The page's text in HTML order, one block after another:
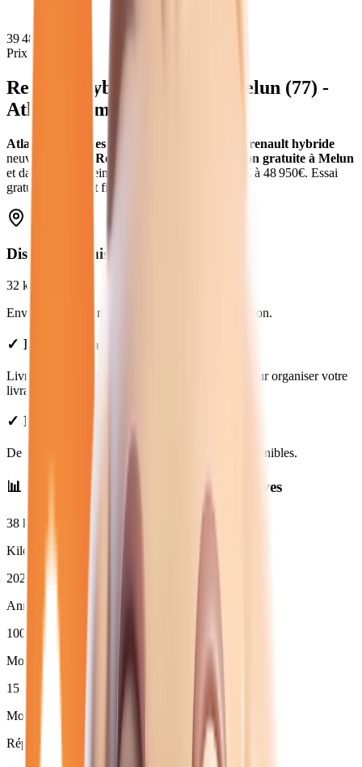
39 481
Prix moyen
Renault Hybride Melun (77) -
Atlas Automobiles
Atlas Automobiles
renault hybride
neuves
Renault Livraison gratuite à Melun
et dans toute la
Seine-et-Marne € à 48 950€. Essai
gratuit, garantie et financement disponible.
Distance depuis
32 km
Environ
en voiture jusqu'à notre concession.
✓ Livraison à Melun : forfait de 49€
Livraison disponible à Melun. Contactez-nous pour organiser votre
livraison.
✓ Prix Transparents
De 48 950 €. Financement et LOA disponibles.
📊 Statistiques des renault hybride neuves
38 km
Kilométrage moyen
2026
Année moyenne
100
Moins de 3 ans (
15
Moins de 50 000 km
Répartition par boîte de vitesses :